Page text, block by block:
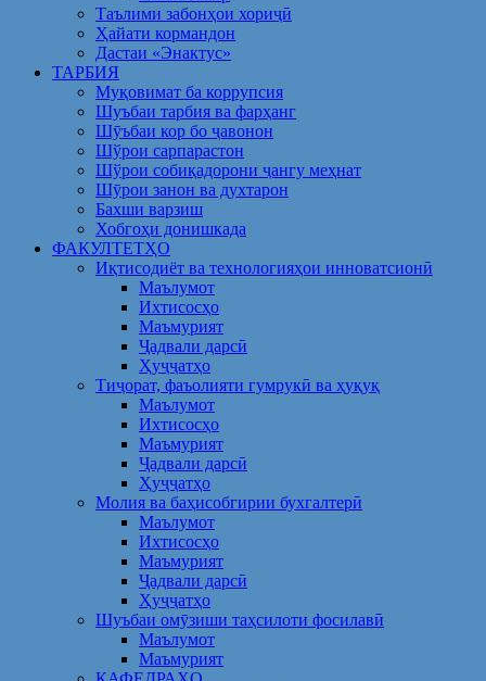
Таълими забонҳои хориҷӣ
Ҳайати кормандон
Дастаи «Энактус»
ТАРБИЯ
Муқовимат ба коррупсия
Шуъбаи тарбия ва фарҳанг
Шӯъбаи кор бо ҷавонон
Шўрои сарпарастон
Шўрои собиқадорони ҷангу меҳнат
Шӯрои занон ва духтарон
Бахши варзиш
Хобгоҳи донишкада
ФАКУЛТЕТҲО
Иқтисодиёт ва технологияҳои инноватсионӣ
Маълумот
Ихтисосҳо
Маъмурият
Ҷадвали дарсӣ
Ҳуҷҷатҳо
Тиҷорат, фаъолияти гумрукӣ ва ҳуқуқ
Маълумот
Ихтисосҳо
Маъмурият
Ҷадвали дарсӣ
Ҳуҷҷатҳо
Молия ва баҳисобгирии бухгалтерӣ
Маълумот
Ихтисосҳо
Маъмурият
Ҷадвали дарсӣ
Ҳуҷҷатҳо
Шуъбаи омӯзиши таҳсилоти фосилавӣ
Маълумот
Маъмурият